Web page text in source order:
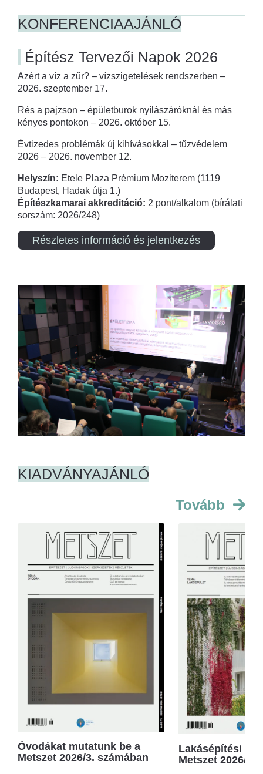
KONFERENCIAAJÁNLÓ
Építész Tervezői Napok 2026
Azért a víz a zűr? – vízszigetelések rendszerben –
2026. szeptember 17.
Rés a pajzson – épületburok nyílászáróknál és más
kényes pontokon – 2026. október 15.
Évtizedes problémák új kihívásokkal – tűzvédelem
2026 – 2026. november 12.
Helyszín: Etele Plaza Prémium Moziterem (1119
Budapest, Hadak útja 1.)
Építészkamarai akkreditáció: 2 pont/alkalom (bírálati
sorszám: 2026/248)
Részletes információ és jelentkezés
KIADVÁNYAJÁNLÓ
Tovább
Óvodákat mutatunk be a
Metszet 2026/3. számában
Lakásépítési
Metszet 2026/2.